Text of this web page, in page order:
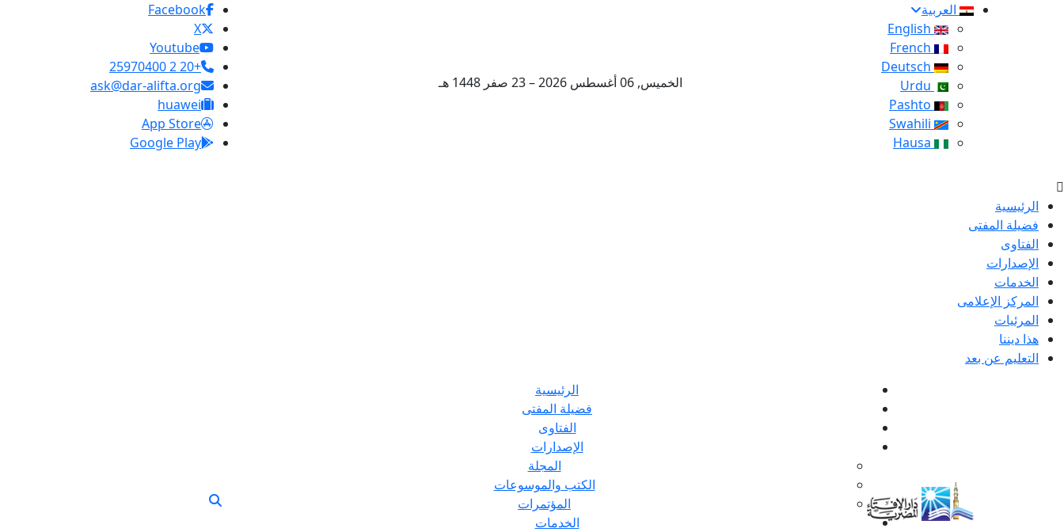
العربية
الخميس, 06 أغسطس 2026 – 23 صفر 1448 هـ
Facebook
X
Youtube
+20 2 25970400
ask@dar-alifta.org
huawei
App Store
Google Play
الرئيسية
فضيلة المفتى
الفتاوى
الإصدارات
الخدمات
المركز الإعلامى
المرئيات
هذا ديننا
التعليم عن بعد
الرئيسية
فضيلة المفتى
الفتاوى
الإصدارات
المجلة
الكتب والموسوعات
المؤتمرات
الخدمات